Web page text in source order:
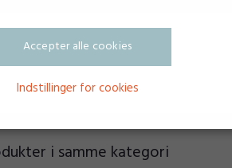
i samme kategori
Accepter alle cookies
Indstillinger for cookies